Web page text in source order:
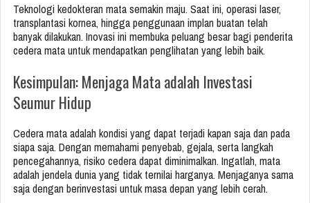
Teknologi kedokteran mata semakin maju. Saat ini, operasi laser,
transplantasi kornea, hingga penggunaan implan buatan telah
banyak dilakukan. Inovasi ini membuka peluang besar bagi penderita
cedera mata untuk mendapatkan penglihatan yang lebih baik.
Kesimpulan: Menjaga Mata adalah Investasi
Seumur Hidup
Cedera mata adalah kondisi yang dapat terjadi kapan saja dan pada
siapa saja. Dengan memahami penyebab, gejala, serta langkah
pencegahannya, risiko cedera dapat diminimalkan. Ingatlah, mata
adalah jendela dunia yang tidak ternilai harganya. Menjaganya sama
saja dengan berinvestasi untuk masa depan yang lebih cerah.